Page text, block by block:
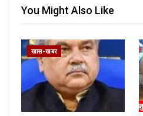
You Might Also Like
खास-खबर